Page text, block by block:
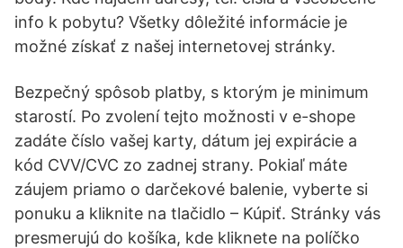
info k pobytu? Všetky dôležité informácie je
možné získať z našej internetovej stránky.
Bezpečný spôsob platby, s ktorým je minimum
starostí. Po zvolení tejto možnosti v e-shope
zadáte číslo vašej karty, dátum jej expirácie a
kód CVV/CVC zo zadnej strany. Pokiaľ máte
záujem priamo o darčekové balenie, vyberte si
ponuku a kliknite na tlačidlo – Kúpiť. Stránky vás
presmerujú do košíka, kde kliknete na políčko